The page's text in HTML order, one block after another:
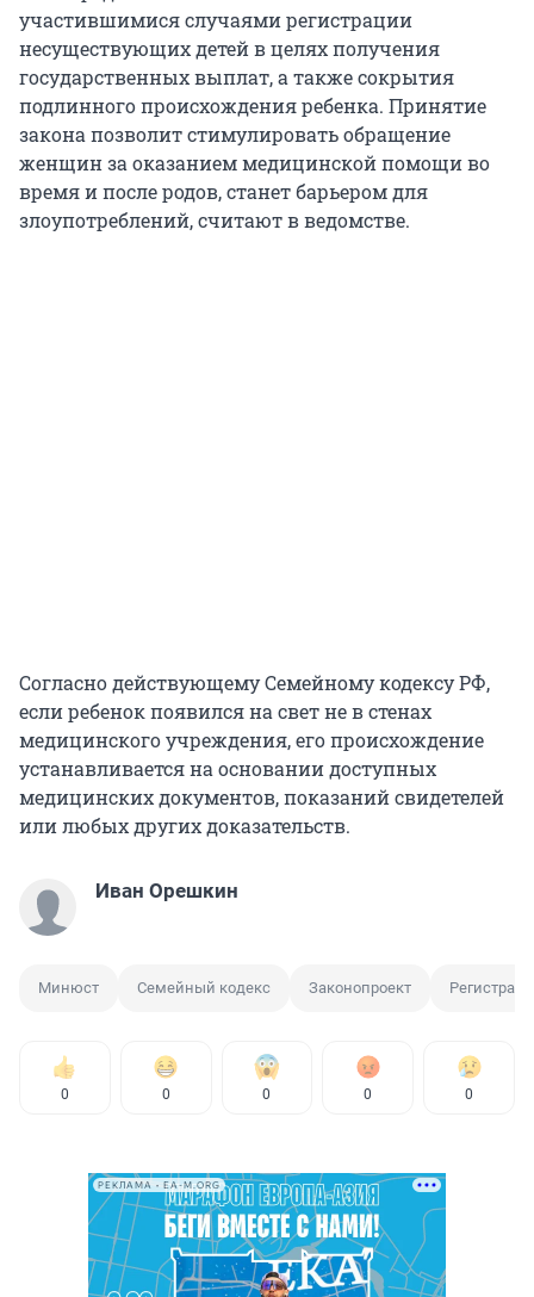
участившимися случаями регистрации
несуществующих детей в целях получения
государственных выплат, а также сокрытия
подлинного происхождения ребенка. Принятие
закона позволит стимулировать обращение
женщин за оказанием медицинской помощи во
время и после родов, станет барьером для
злоупотреблений, считают в ведомстве.
Согласно действующему Семейному кодексу РФ,
если ребенок появился на свет не в стенах
медицинского учреждения, его происхождение
устанавливается на основании доступных
медицинских документов, показаний свидетелей
или любых других доказательств.
Иван Орешкин
Минюст Семейный кодекс Законопроект
0 0 0 0 0
РЕКЛАМА • EA-M.ORG